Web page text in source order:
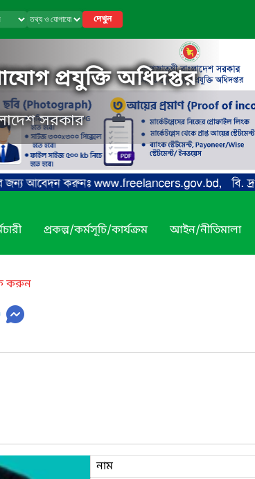
দেখুন
প্রযুক্তি অধিদপ্তর
সরকার
প্রকল্প/কর্মসূচি/কার্যক্রম আইন/নীতিমালা
করুন
নাম